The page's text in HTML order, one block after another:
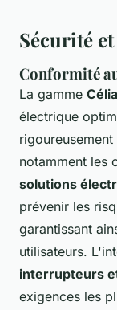
Sécurité
Conformité
La gamme
électrique
rigoureusement
notamment les
solutions
prévenir les
garantissant
utilisateurs.
interrupteurs
exigences les